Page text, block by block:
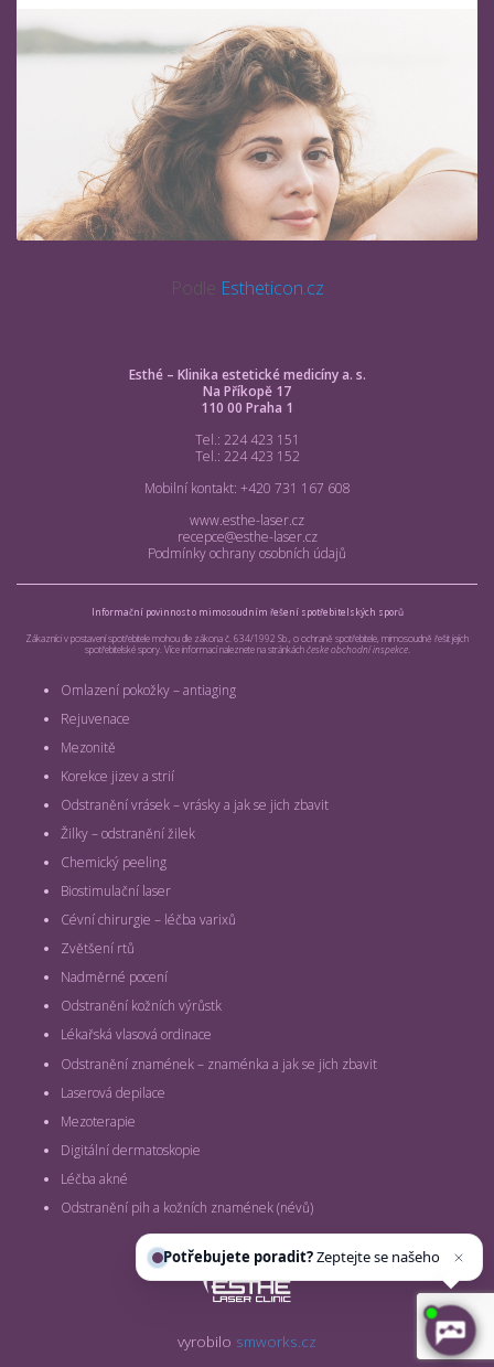
Esthé – Klinika estetické medicíny a. s.
Na Příkopě 17
110 00 Praha 1
Tel.: 224 423 151
Tel.: 224 423 152
Mobilní kontakt: +420 731 167 608
www.esthe-laser.cz
recepce@esthe-laser.cz
Podmínky ochrany osobních údajů
Informační povinnost o mimosoudním řešení spotřebitelských sporů
Zákazníci v postavení spotřebitele mohou dle zákona č. 634/1992 Sb., o ochraně spotřebitele, mimosoudně řešit jejich
spotřebitelské spory. Více informací naleznete na stránkáchčeske obchodní inspekce.
Omlazení pokožky – antiaging
Rejuvenace
Mezonitě
Korekce jizev a strií
Odstranění vrásek – vrásky a jak se jich zbavit
Žilky – odstranění žilek
Chemický peeling
Biostimulační laser
Cévní chirurgie – léčba varixů
Zvětšení rtů
Nadměrné pocení
Odstranění kožních výrůstk
Lékařská vlasová ordinace
Odstranění znamének – znaménka a jak se jich zbavit
Laserová depilace
Mezoterapie
Digitální dermatoskopie
Léčba akné
Odstranění pih a kožních znamének (névů)
Podle Estheticon.cz
vyrobilo smworks.cz
Potřebujete poradit?Zeptejte se našeho
asistentaChett